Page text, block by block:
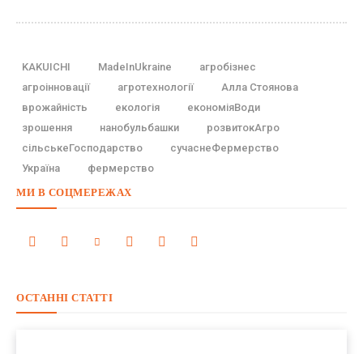
KAKUICHI MadeInUkraine
агробізнес
агроінновації
агротехнології
Алла Стоянова
врожайність
екологія
економіяВоди
зрошення
нанобульбашки
розвитокАгро
сільськеГосподарство
сучаснеФермерство
Україна
фермерство
МИ В СОЦМЕРЕЖАХ
ОСТАННІ СТАТТІ